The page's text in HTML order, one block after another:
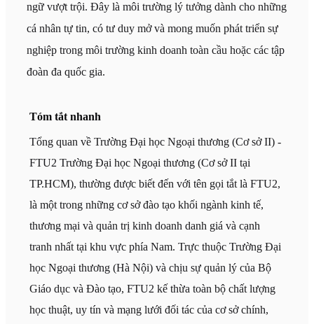
ngữ vượt trội. Đây là môi trường lý tưởng dành cho những
cá nhân tự tin, có tư duy mở và mong muốn phát triển sự
nghiệp trong môi trường kinh doanh toàn cầu hoặc các tập
đoàn đa quốc gia.
Tóm tắt nhanh
Tổng quan về Trường Đại học Ngoại thương (Cơ sở II) -
FTU2 Trường Đại học Ngoại thương (Cơ sở II tại
TP.HCM), thường được biết đến với tên gọi tắt là FTU2,
là một trong những cơ sở đào tạo khối ngành kinh tế,
thương mại và quản trị kinh doanh danh giá và cạnh
tranh nhất tại khu vực phía Nam. Trực thuộc Trường Đại
học Ngoại thương (Hà Nội) và chịu sự quản lý của Bộ
Giáo dục và Đào tạo, FTU2 kế thừa toàn bộ chất lượng
học thuật, uy tín và mạng lưới đối tác của cơ sở chính,